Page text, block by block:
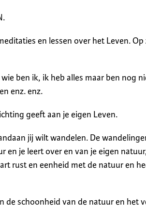
en lessen over het Leven.
ben ik, ik heb alles maar ben nog
enz. enz.
geeft aan je eigen Leven.
jij wilt wandelen. De
en je leert over en van je eigen
rust en eenheid met de natuur en
de schoonheid van de natuur en het